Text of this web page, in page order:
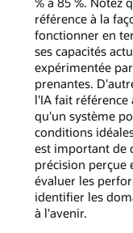
référence à la
fonctionner en
ses capacités
expérimentée
prenantes.
l'IA fait référence
qu'un système
conditions
est important de
précision perçue
évaluer les
identifier les
à l'avenir.